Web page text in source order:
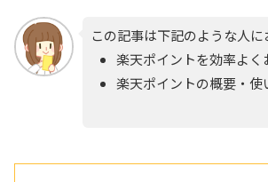
この記事は下記のような人に
楽天ポイントを効率よく
楽天ポイントの概要・使